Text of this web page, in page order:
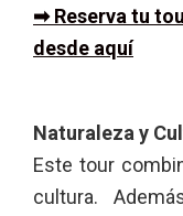
➡ Reserva tu
desde aquí
Naturaleza y
Este tour
cultura.